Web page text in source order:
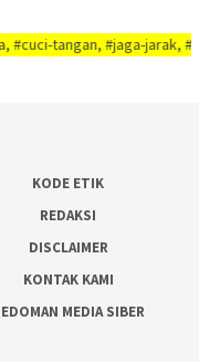
#jaga-jarak, #jaga-
KODE ETIK
REDAKSI
DISCLAIMER
KONTAK KAMI
MEDIA SIBER